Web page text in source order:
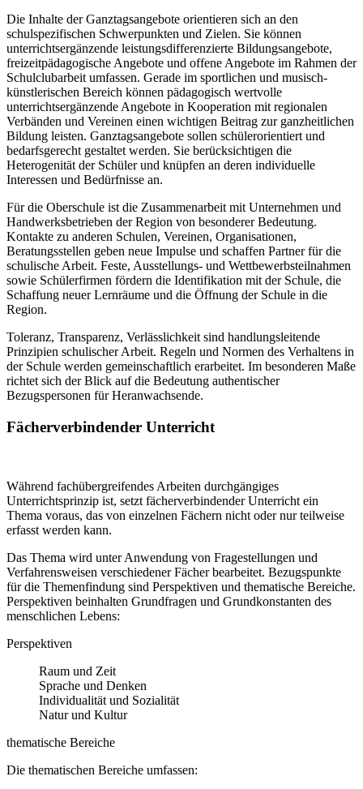
Die Inhalte der Ganztagsangebote orientieren sich an den
schulspezifischen Schwerpunkten und Zielen. Sie können
unterrichtsergänzende leistungsdifferenzierte Bildungsangebote,
freizeitpädagogische Angebote und offene Angebote im Rahmen der
Schulclubarbeit umfassen. Gerade im sportlichen und musisch-
künstlerischen Bereich können pädagogisch wertvolle
unterrichtsergänzende Angebote in Kooperation mit regionalen
Verbänden und Vereinen einen wichtigen Beitrag zur ganzheitlichen
Bildung leisten. Ganztagsangebote sollen schülerorientiert und
bedarfsgerecht gestaltet werden. Sie berücksichtigen die
Heterogenität der Schüler und knüpfen an deren individuelle
Interessen und Bedürfnisse an.
Für die Oberschule ist die Zusammenarbeit mit Unternehmen und
Handwerksbetrieben der Region von besonderer Bedeutung.
Kontakte zu anderen Schulen, Vereinen, Organisationen,
Beratungsstellen geben neue Impulse und schaffen Partner für die
schulische Arbeit. Feste, Ausstellungs- und Wettbewerbsteilnahmen
sowie Schülerfirmen fördern die Identifikation mit der Schule, die
Schaffung neuer Lernräume und die Öffnung der Schule in die
Region.
Toleranz, Transparenz, Verlässlichkeit sind handlungsleitende
Prinzipien schulischer Arbeit. Regeln und Normen des Verhaltens in
der Schule werden gemeinschaftlich erarbeitet. Im besonderen Maße
richtet sich der Blick auf die Bedeutung authentischer
Bezugspersonen für Heranwachsende.
Fächerverbindender Unterricht
Während fachübergreifendes Arbeiten durchgängiges
Unterrichtsprinzip ist, setzt fächerverbindender Unterricht ein
Thema voraus, das von einzelnen Fächern nicht oder nur teilweise
erfasst werden kann.
Das Thema wird unter Anwendung von Fragestellungen und
Verfahrensweisen verschiedener Fächer bearbeitet. Bezugspunkte
für die Themenfindung sind Perspektiven und thematische Bereiche.
Perspektiven beinhalten Grundfragen und Grundkonstanten des
menschlichen Lebens:
Perspektiven
Raum und Zeit
Sprache und Denken
Individualität und Sozialität
Natur und Kultur
thematische Bereiche
Die thematischen Bereiche umfassen: